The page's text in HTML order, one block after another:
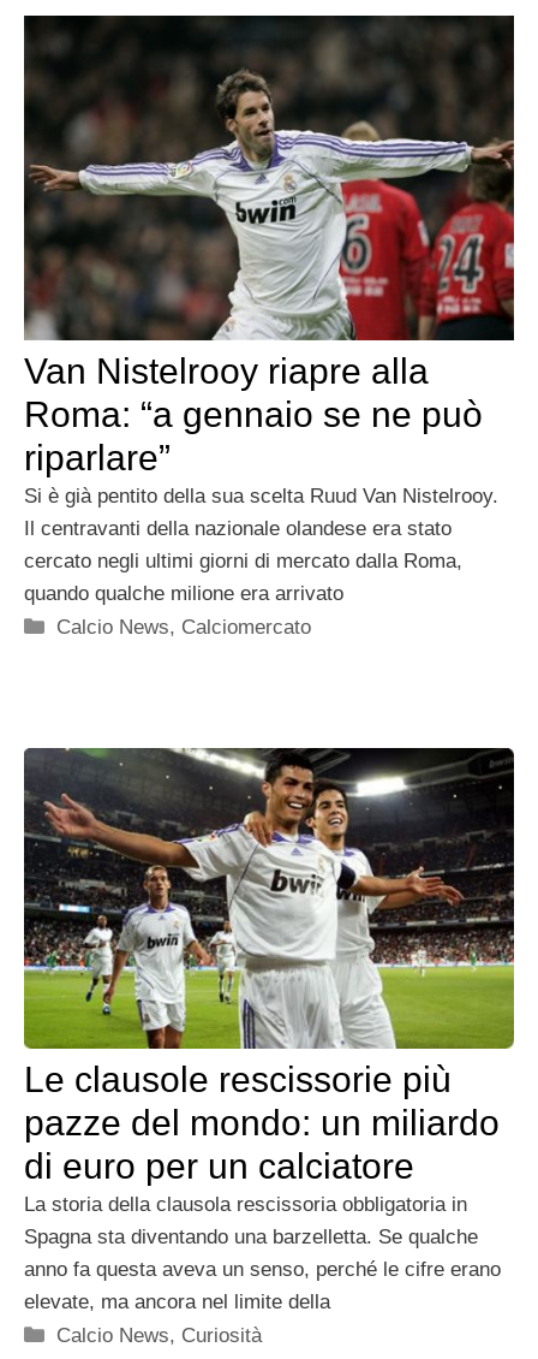
Van Nistelrooy riapre alla
Roma: “a gennaio se ne può
riparlare”
Si è già pentito della sua scelta Ruud Van Nistelrooy.
Il centravanti della nazionale olandese era stato
cercato negli ultimi giorni di mercato dalla Roma,
quando qualche milione era arrivato
Categorie
Calcio News, Calciomercato
Le clausole rescissorie più
pazze del mondo: un miliardo
di euro per un calciatore
La storia della clausola rescissoria obbligatoria in
Spagna sta diventando una barzelletta. Se qualche
anno fa questa aveva un senso, perché le cifre erano
elevate, ma ancora nel limite della
Categorie
Calcio News, Curiosità